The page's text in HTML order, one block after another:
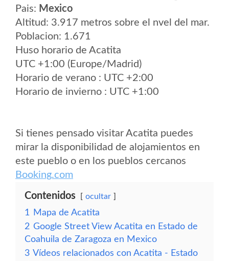
Pais: Mexico
Altitud: 3.917 metros sobre el nvel del mar.
Poblacion: 1.671
Huso horario de Acatita
UTC +1:00 (Europe/Madrid)
Horario de verano : UTC +2:00
Horario de invierno : UTC +1:00
Si tienes pensado visitar Acatita puedes
mirar la disponibilidad de alojamientos en
este pueblo o en los pueblos cercanos
Booking.com
Contenidos ocultar
1
Mapa de Acatita
2 Google Street View Acatita en Estado de
Coahuila de Zaragoza en Mexico
3 Vídeos relacionados con Acatita - Estado